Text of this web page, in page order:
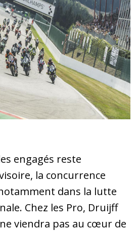
engagés reste
la concurrence
dans la lutte
Chez les Pro, Druijff
viendra pas au cœur de